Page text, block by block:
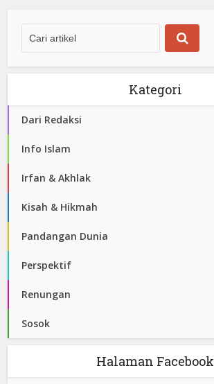
Kategori
Dari Redaksi
Info Islam
Irfan & Akhlak
Kisah & Hikmah
Pandangan Dunia
Perspektif
Renungan
Sosok
Halaman Facebook